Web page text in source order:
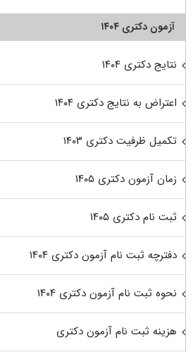
آزمون دکتری ۱۴۰۴
نتایج دکتری ۱۴۰۴
اعتراض به نتایج دکتری ۱۴۰۴
تکمیل ظرفیت دکتری ۱۴۰۳
زمان آزمون دکتری ۱۴۰۵
ثبت نام دکتری ۱۴۰۵
دفترچه ثبت نام آزمون دکتری ۱۴۰۴
نحوه ثبت نام آزمون دکتری ۱۴۰۴
هزینه ثبت نام آزمون دکتری